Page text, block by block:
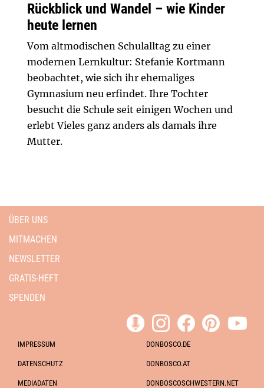
Rückblick und Wandel – wie Kinder
heute lernen
Vom altmodischen Schulalltag zu einer
modernen Lernkultur: Stefanie Kortmann
beobachtet, wie sich ihr ehemaliges
Gymnasium neu erfindet. Ihre Tochter
besucht die Schule seit einigen Wochen und
erlebt Vieles ganz anders als damals ihre
Mutter.
ÜBER UNS
MITMACHEN
NEWSLETTER
GRATIS-HEFT
SPENDEN
IMPRESSUM
DATENSCHUTZ
MEDIADATEN
DONBOSCO.DE
DONBOSCO.AT
DONBOSCOSCHWESTERN.NET